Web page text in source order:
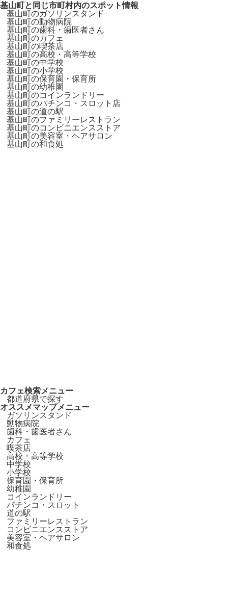
基山町と同じ市町村内のスポット情報
基山町のガソリンスタンド
基山町の動物病院
基山町の歯科・歯医者さん
基山町のカフェ
基山町の喫茶店
基山町の高校・高等学校
基山町の中学校
基山町の小学校
基山町の保育園・保育所
基山町の幼稚園
基山町のコインランドリー
基山町のパチンコ・スロット店
基山町の道の駅
基山町のファミリーレストラン
基山町のコンビニエンスストア
基山町の美容室・ヘアサロン
基山町の和食処
カフェ検索メニュー
都道府県で探す
オススメマップメニュー
ガソリンスタンド
動物病院
歯科・歯医者さん
カフェ
喫茶店
高校・高等学校
中学校
小学校
保育園・保育所
幼稚園
コインランドリー
パチンコ・スロット
道の駅
ファミリーレストラン
コンビニエンスストア
美容室・ヘアサロン
和食処